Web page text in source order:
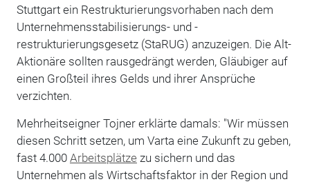
Stuttgart ein Restrukturierungsvorhaben nach dem
Unternehmensstabilisierungs- und -
restrukturierungsgesetz (StaRUG) anzuzeigen. Die Alt-
Aktionäre sollten rausgedrängt werden, Gläubiger auf
einen Großteil ihres Gelds und ihrer Ansprüche
verzichten.
Mehrheitseigner Tojner erklärte damals: "Wir müssen
diesen Schritt setzen, um Varta eine Zukunft zu geben,
fast 4.000 Arbeitsplätze zu sichern und das
Unternehmen als Wirtschaftsfaktor in der Region und